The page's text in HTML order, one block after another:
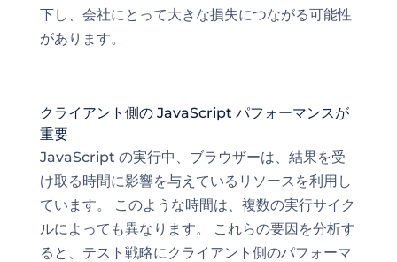
下し、会社にとって大きな損失につながる可能性
があります。
クライアント側の JavaScript パフォーマンスが
重要
JavaScript の実行中、ブラウザーは、結果を受
け取る時間に影響を与えているリソースを利用し
ています。 このような時間は、複数の実行サイク
ルによっても異なります。 これらの要因を分析す
ると、テスト戦略にクライアント側のパフォーマ